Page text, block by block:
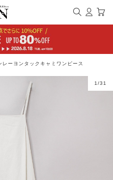
ーヨンタックキャミワンピース
1 /31